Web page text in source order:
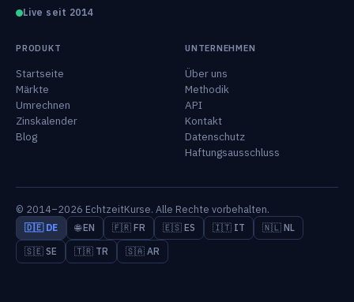
Live seit 2014
PRODUKT
Startseite
Märkte
Umrechnen
Zinskalender
Blog
UNTERNEHMEN
Über uns
Methodik
API
Kontakt
Datenschutz
Haftungsausschluss
© 2014–2026 EchtzeitKurse. Alle Rechte vorbehalten.
🇩🇪 DE 🌐 EN 🇫🇷 FR 🇪🇸 ES 🇮🇹 IT
🇳🇱 NL
🇸🇪 SE
🇹🇷 TR 🇸🇦 AR